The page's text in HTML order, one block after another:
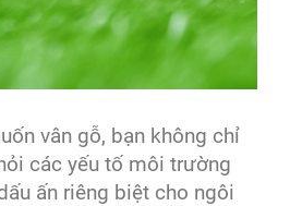
vân gỗ, bạn không chỉ
các yếu tố môi trường
ấn riêng biệt cho ngôi